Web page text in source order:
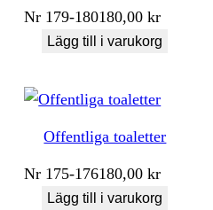
Nr 179-180180,00kr
Lägg till i varukorg
Offentliga toaletter
Nr 175-176180,00kr
Lägg till i varukorg